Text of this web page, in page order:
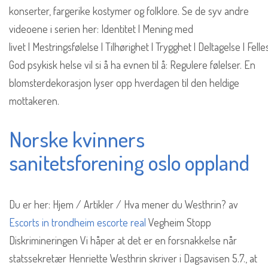
konserter, fargerike kostymer og folklore. Se de syv andre
videoene i serien her: Identitet | Mening med
livet | Mestringsfølelse | Tilhørighet | Trygghet | Deltagelse |
God psykisk helse vil si å ha evnen til å: Regulere følelser. En
blomsterdekorasjon lyser opp hverdagen til den heldige
mottakeren.
Norske kvinners
sanitetsforening oslo oppland
Du er her: Hjem / Artikler / Hva mener du Westhrin? av
Escorts in trondheim escorte real Vegheim Stopp
Diskrimineringen Vi håper at det er en forsnakkelse når
statssekretær Henriette Westhrin skriver i Dagsavisen 5.7., at